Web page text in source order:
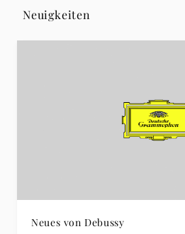
Deutsche
Grammophon
Neuigkeiten
Neues von Debussy